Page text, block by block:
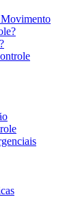
Movimento